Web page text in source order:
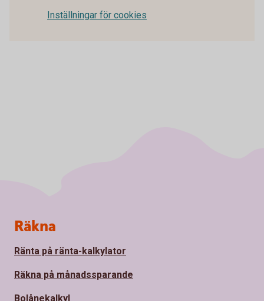
Inställningar för cookies
Sidfot
Räkna
Ränta på ränta-kalkylator
Räkna på månadssparande
Bolånekalkyl